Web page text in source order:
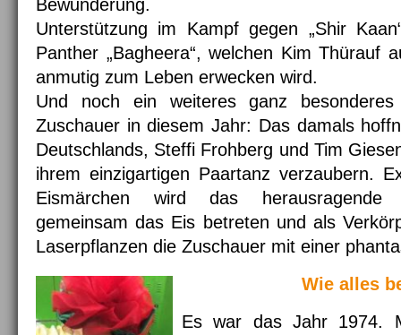
Bewunderung.
Unterstützung im Kampf gegen „Shir
Panther „Bagheera“, welchen Kim Thürauf
anmutig zum Leben erwecken wird.
Und noch ein weiteres ganz
Zuschauer in diesem Jahr: Das damals
Deutschlands, Steffi Frohberg und Tim
ihrem einzigartigen Paartanz verzaubern.
Eismärchen wird das herausragende
gemeinsam das Eis betreten und als
Laserpflanzen die Zuschauer mit einer
Wie alles
Es war das Jahr 1974.